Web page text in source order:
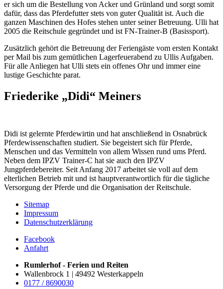
er sich um die Bestellung von Acker und Grünland und sorgt somit
dafür, dass das Pferdefutter stets von guter Qualität ist. Auch die
ganzen Maschinen des Hofes stehen unter seiner Betreuung. Ulli hat
2005 die Reitschule gegründet und ist FN-Trainer-B (Basissport).
Zusätzlich gehört die Betreuung der Feriengäste vom ersten Kontakt
per Mail bis zum gemütlichen Lagerfeuerabend zu Ullis Aufgaben.
Für alle Anliegen hat Ulli stets ein offenes Ohr und immer eine
lustige Geschichte parat.
Friederike „Didi“ Meiners
Didi ist gelernte Pferdewirtin und hat anschließend in Osnabrück
Pferdewissenschaften studiert. Sie begeistert sich für Pferde,
Menschen und das Vermitteln von allem Wissen rund ums Pferd.
Neben dem IPZV Trainer-C hat sie auch den IPZV
Jungpferdebereiter. Seit Anfang 2017 arbeitet sie voll auf dem
elterlichen Betrieb mit und ist hauptverantwortlich für die tägliche
Versorgung der Pferde und die Organisation der Reitschule.
Sitemap
Impressum
Datenschutzerklärung
Facebook
Anfahrt
Rumlerhof - Ferien und Reiten
Wallenbrock 1 | 49492 Westerkappeln
0177 / 8690030